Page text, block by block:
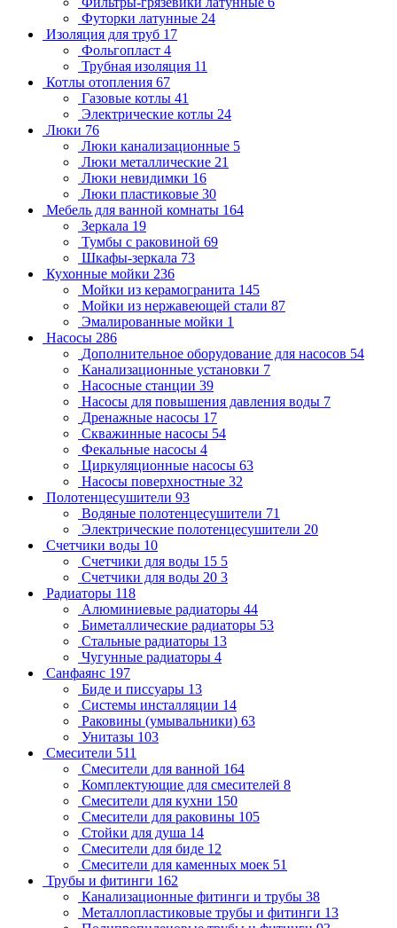
Футорки латунные 24
Изоляция для труб 17
Фольгопласт 4
Трубная изоляция 11
Котлы отопления 67
Газовые котлы 41
Электрические котлы 24
Люки 76
Люки канализационные 5
Люки металлические 21
Люки невидимки 16
Люки пластиковые 30
Мебель для ванной комнаты 164
Зеркала 19
Тумбы с раковиной 69
Шкафы-зеркала 73
Кухонные мойки 236
Мойки из керамогранита 145
Мойки из нержавеющей стали 87
Эмалированные мойки 1
Насосы 286
Дополнительное оборудование для насосов 54
Канализационные установки 7
Насосные станции 39
Насосы для повышения давления воды 7
Дренажные насосы 17
Скважинные насосы 54
Фекальные насосы 4
Циркуляционные насосы 63
Насосы поверхностные 32
Полотенцесушители 93
Водяные полотенцесушители 71
Электрические полотенцесушители 20
Счетчики воды 10
Счетчики для воды 15 5
Счетчики для воды 20 3
Радиаторы 118
Алюминиевые радиаторы 44
Биметаллические радиаторы 53
Стальные радиаторы 13
Чугунные радиаторы 4
Санфаянс 197
Биде и писсуары 13
Системы инсталляции 14
Раковины (умывальники) 63
Унитазы 103
Смесители 511
Смесители для ванной 164
Комплектующие для смесителей 8
Смесители для кухни 150
Смесители для раковины 105
Стойки для душа 14
Смесители для биде 12
Смесители для каменных моек 51
Трубы и фитинги 162
Канализационные фитинги и трубы 38
Металлопластиковые трубы и фитинги 13